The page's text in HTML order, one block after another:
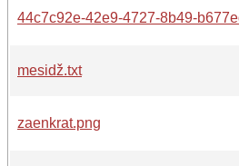
44c7c92e-42e9-4727-8b49-
mesidž.txt
zaenkrat.png